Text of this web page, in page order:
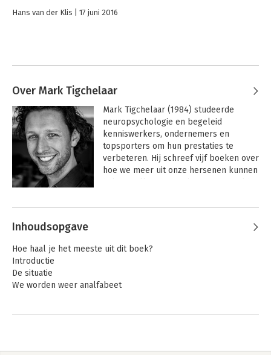
Hans van der Klis 17 juni 2016
Over Mark Tigchelaar
Mark Tigchelaar (1984) studeerde
neuropsychologie en begeleid
kenniswerkers, ondernemers en
topsporters om hun prestaties te
verbeteren. Hij schreef vijf boeken over
hoe we meer uit onze hersenen kunnen
gegeven en wordt wereldwijd gevraagd
hebben meer dan 100.000 mensen een
training bij hem gevolgd.
meer dan 100.000 professionals,
ondernemers en topsporters. Bij al
problemen terugkomen die allemaal te
concentratielekken waren en wat ze
Andere boeken door Mark
Tigchelaar
Inhoudsopgave
Hoe haal je het meeste uit dit boek?
Introductie
De situatie
We worden weer analfabeet